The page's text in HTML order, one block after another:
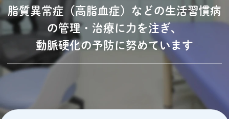
脂質異常症（高脂血症） などの生活習慣病
の管理・治療に力を注ぎ、
動脈硬化の予防に努めています